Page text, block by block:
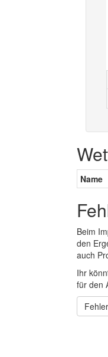
Name
Beim
den
auch
Ihr
für den